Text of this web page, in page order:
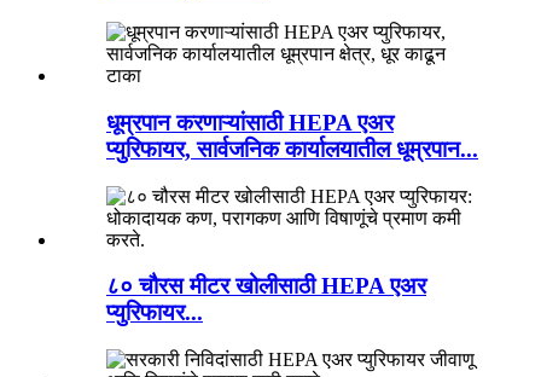
धूम्रपान करणाऱ्यांसाठी HEPA एअर
प्युरिफायर, सार्वजनिक कार्यालयातील धूम्रपान...
८० चौरस मीटर खोलीसाठी HEPA एअर
प्युरिफायर...